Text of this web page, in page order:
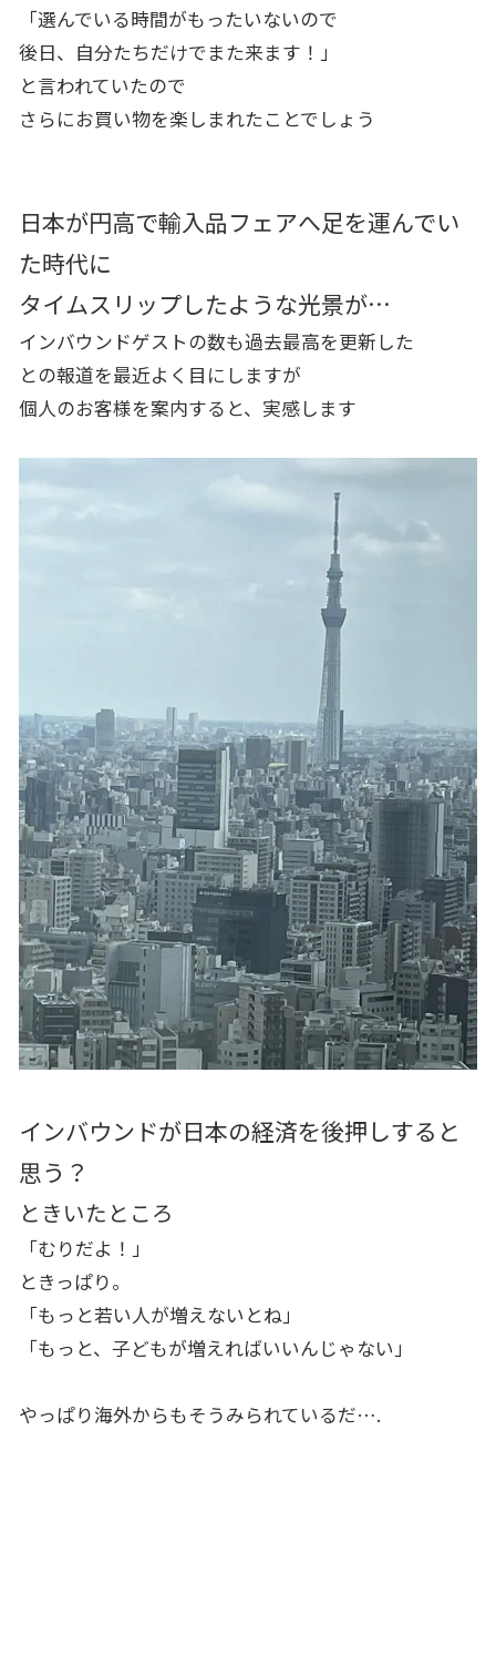
「選んでいる時間がもったいないので
後日、自分たちだけでまた来ます！」
と言われていたので
さらにお買い物を楽しまれたことでしょう
日本が円高で輸入品フェアへ足を運んでい
た時代に
タイムスリップしたような光景が…
インバウンドゲストの数も過去最高を更新した
との報道を最近よく目にしますが
個人のお客様を案内すると、実感します
インバウンドが日本の経済を後押しすると
思う？
ときいたところ
「むりだよ！」
ときっぱり。
「もっと若い人が増えないとね」
「もっと、子どもが増えればいいんじゃない」
やっぱり海外からもそうみられているだ….